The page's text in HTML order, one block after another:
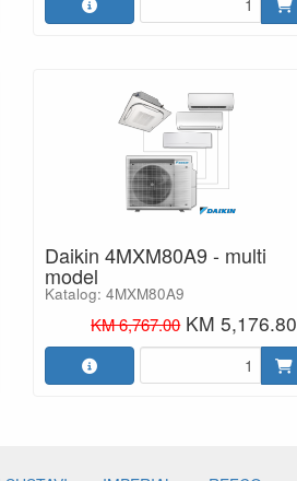
Daikin 4MXM80A9 - multi
model
Katalog: 4MXM80A9
KM 6,767.00 KM 5,176.80